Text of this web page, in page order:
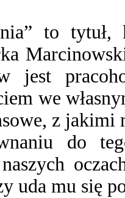
to tytuł,
jest
we
z jakimi
do
uda mu się